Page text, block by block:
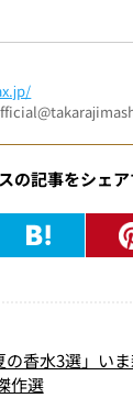
の記事をシェ
の香水3選」い
作選